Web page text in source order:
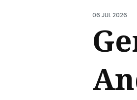
06 JUL 2026